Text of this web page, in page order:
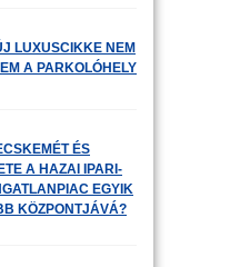
LUXUSCIKKE NEM
A PARKOLÓHELY
ÉS
A HAZAI IPARI-
EGYIK
KÖZPONTJÁVÁ?